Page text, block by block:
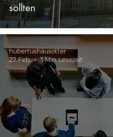
sollten
hubertushausotter
27. Feb.
3 Min. Lesezeit